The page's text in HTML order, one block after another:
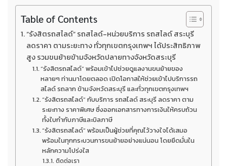
Table of Contents
“รังสิตรถสไลด์” รถสไลด์-หน่วยบริการ รถสไลด์ สระบุรี
ลดราคา ตามระยะทาง ทั่วทุกเขตกรุงเทพฯ ได้ประสิทธิภาพ
สูง รวมขนย้ายข้ามจังหวัดปลายทางจังหวัดสระบุรี
“รังสิตรถสไลด์” พร้อมเข้าไปช่วยดูแลงานขนย้ายของ
หลายๆ ท่านมาโดยตลอด เปิดโอกาสให้ช่วยเข้าไปบริการรถ
สไลด์ รถลาก ข้ามจังหวัดสระบุรี และทั่วทุกเขตกรุงเทพฯ
“รังสิตรถสไลด์” กับบริการ รถสไลด์ สระบุรี ลดราคา ตาม
ระยะทาง ราคาพิเศษ ซึ่งออกเอกสารทางการเงินให้ครบถ้วน
ทั้งใบกำกับภาษีและบิลภาษี
“รังสิตรถสไลด์” พร้อมเป็นผู้ช่วยที่คุณไว้วางใจได้เสมอ
พร้อมในทุกกระบวนการขนย้ายอย่างแน่นอน โดยยึดมั่นใน
หลักความโปร่งใส
ติดต่อเรา